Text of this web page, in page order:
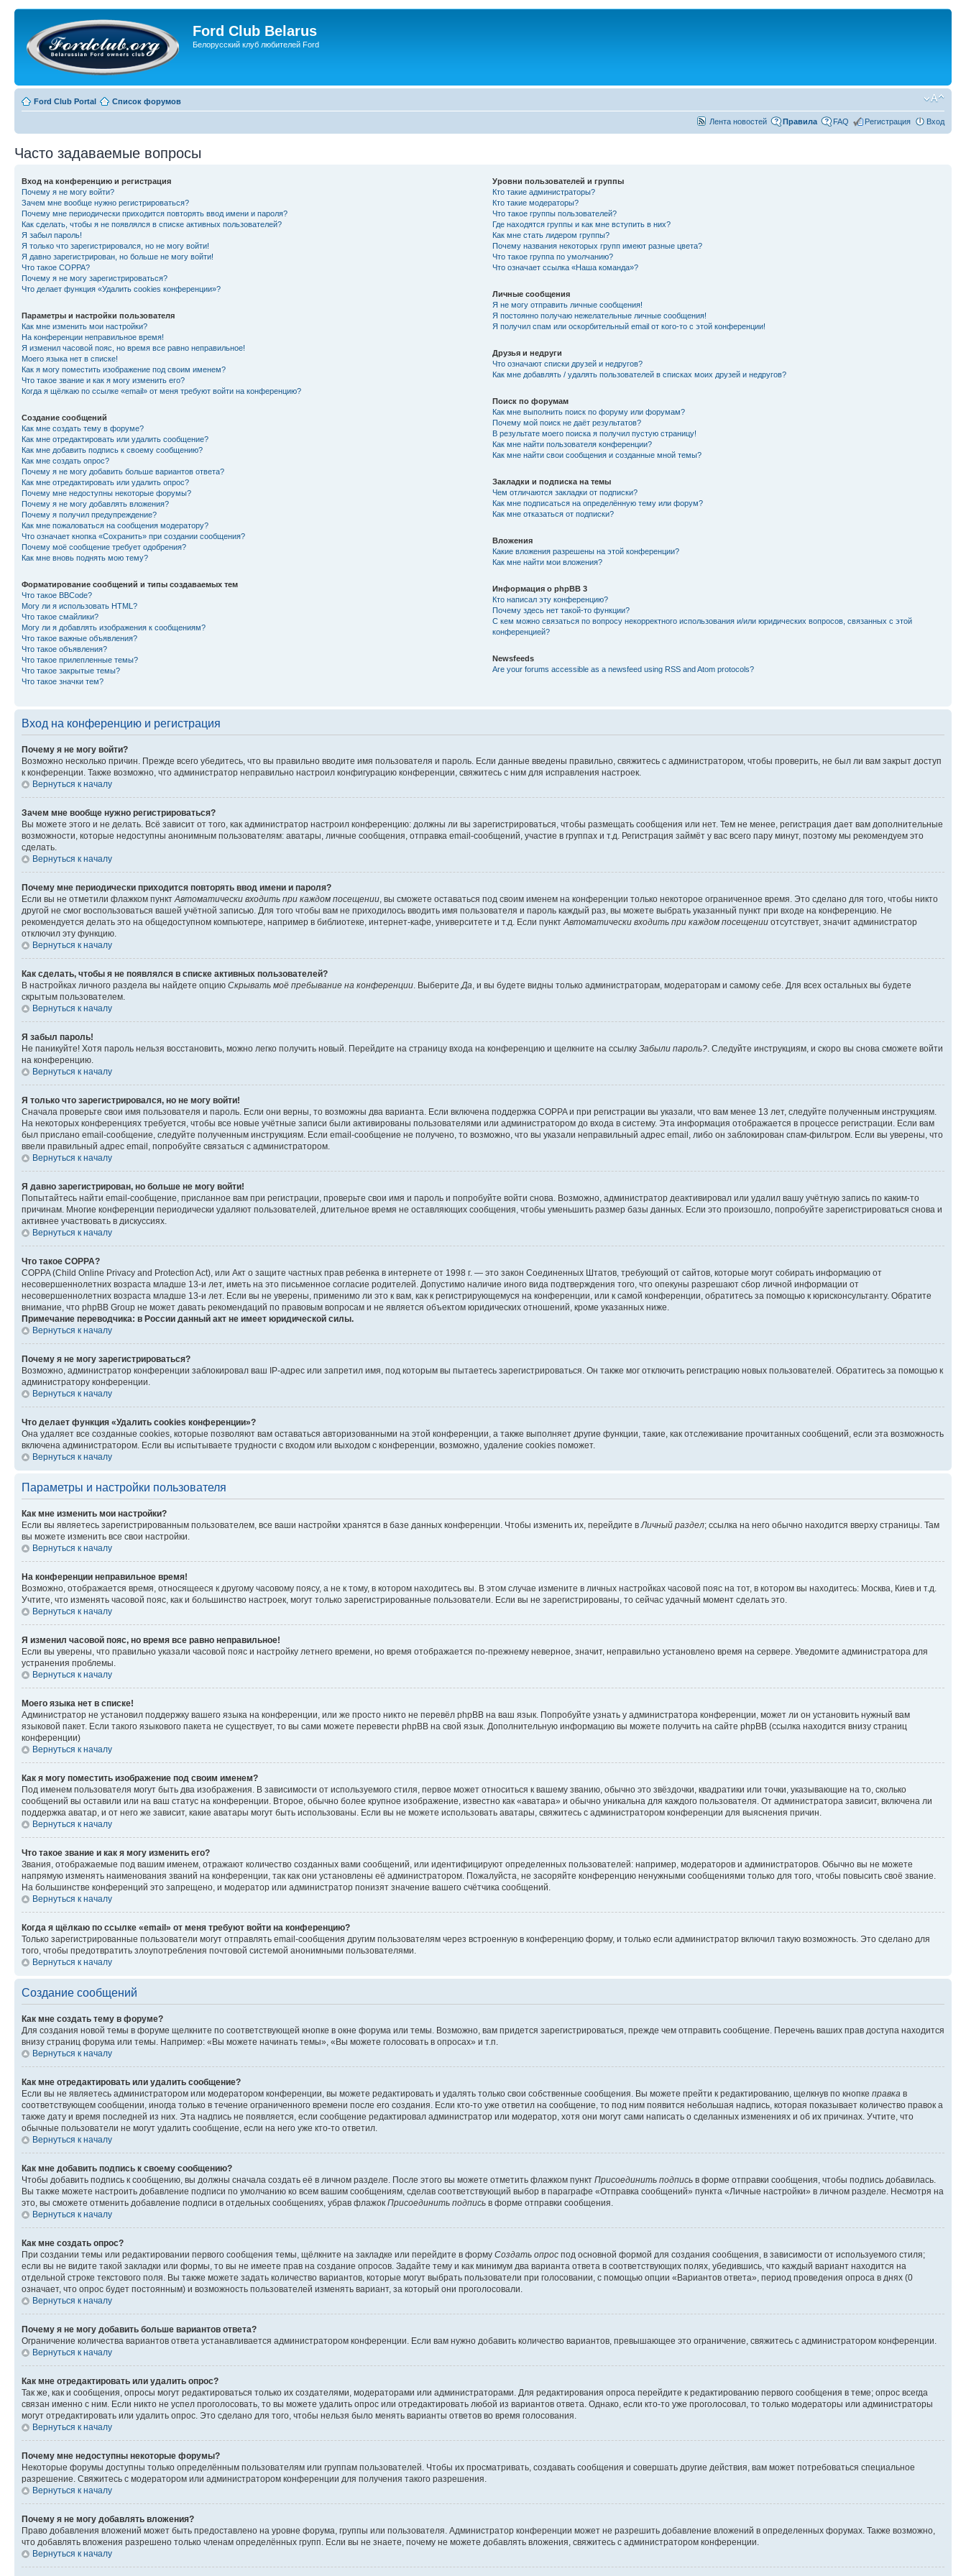
Ford Club Belarus
Белорусский клуб любителей Ford
Ford Club Portal Список форумов
Лента новостей Правила FAQ Регистрация Вход
Часто задаваемые вопросы
Вход на конференцию и регистрация
Почему я не могу войти?
Зачем мне вообще нужно регистрироваться?
Почему мне периодически приходится повторять ввод имени и пароля?
Как сделать, чтобы я не появлялся в списке активных пользователей?
Я забыл пароль!
Я только что зарегистрировался, но не могу войти!
Я давно зарегистрирован, но больше не могу войти!
Что такое COPPA?
Почему я не могу зарегистрироваться?
Что делает функция «Удалить cookies конференции»?
Параметры и настройки пользователя
Как мне изменить мои настройки?
На конференции неправильное время!
Я изменил часовой пояс, но время все равно неправильное!
Моего языка нет в списке!
Как я могу поместить изображение под своим именем?
Что такое звание и как я могу изменить его?
Когда я щёлкаю по ссылке «email» от меня требуют войти на конференцию?
Создание сообщений
Как мне создать тему в форуме?
Как мне отредактировать или удалить сообщение?
Как мне добавить подпись к своему сообщению?
Как мне создать опрос?
Почему я не могу добавить больше вариантов ответа?
Как мне отредактировать или удалить опрос?
Почему мне недоступны некоторые форумы?
Почему я не могу добавлять вложения?
Почему я получил предупреждение?
Как мне пожаловаться на сообщения модератору?
Что означает кнопка «Сохранить» при создании сообщения?
Почему моё сообщение требует одобрения?
Как мне вновь поднять мою тему?
Форматирование сообщений и типы создаваемых тем
Что такое BBCode?
Могу ли я использовать HTML?
Что такое смайлики?
Могу ли я добавлять изображения к сообщениям?
Что такое важные объявления?
Что такое объявления?
Что такое прилепленные темы?
Что такое закрытые темы?
Что такое значки тем?
Уровни пользователей и группы
Кто такие администраторы?
Кто такие модераторы?
Что такое группы пользователей?
Где находятся группы и как мне вступить в них?
Как мне стать лидером группы?
Почему названия некоторых групп имеют разные цвета?
Что такое группа по умолчанию?
Что означает ссылка «Наша команда»?
Личные сообщения
Я не могу отправить личные сообщения!
Я постоянно получаю нежелательные личные сообщения!
Я получил спам или оскорбительный email от кого-то с этой конференции!
Друзья и недруги
Что означают списки друзей и недругов?
Как мне добавлять / удалять пользователей в списках моих друзей и недругов?
Поиск по форумам
Как мне выполнить поиск по форуму или форумам?
Почему мой поиск не даёт результатов?
В результате моего поиска я получил пустую страницу!
Как мне найти пользователя конференции?
Как мне найти свои сообщения и созданные мной темы?
Закладки и подписка на темы
Чем отличаются закладки от подписки?
Как мне подписаться на определённую тему или форум?
Как мне отказаться от подписки?
Вложения
Какие вложения разрешены на этой конференции?
Как мне найти мои вложения?
Информация о phpBB 3
Кто написал эту конференцию?
Почему здесь нет такой-то функции?
С кем можно связаться по вопросу некорректного использования и/или юридических вопросов, связанных с этой
конференцией?
Newsfeeds
Are your forums accessible as a newsfeed using RSS and Atom protocols?
Вход на конференцию и регистрация
Почему я не могу войти?
Возможно несколько причин. Прежде всего убедитесь, что вы правильно вводите имя пользователя и пароль. Если данные введены правильно, свяжитесь с администратором, чтобы проверить, не был ли вам закрыт доступ
к конференции. Также возможно, что администратор неправильно настроил конфигурацию конференции, свяжитесь с ним для исправления настроек.
Вернуться к началу
Зачем мне вообще нужно регистрироваться?
Вы можете этого и не делать. Всё зависит от того, как администратор настроил конференцию: должны ли вы зарегистрироваться, чтобы размещать сообщения или нет. Тем не менее, регистрация дает вам дополнительные
возможности, которые недоступны анонимным пользователям: аватары, личные сообщения, отправка email-сообщений, участие в группах и т.д. Регистрация займёт у вас всего пару минут, поэтому мы рекомендуем это
сделать.
Вернуться к началу
Почему мне периодически приходится повторять ввод имени и пароля?
Если вы не отметили флажком пунктАвтоматически входить при каждом посещении, вы сможете оставаться под своим именем на конференции только некоторое ограниченное время. Это сделано для того, чтобы никто
другой не смог воспользоваться вашей учётной записью. Для того чтобы вам не приходилось вводить имя пользователя и пароль каждый раз, вы можете выбрать указанный пункт при входе на конференцию. Не
рекомендуется делать это на общедоступном компьютере, например в библиотеке, интернет-кафе, университете и т.д. Если пунктАвтоматически входить при каждом посещении отсутствует, значит администратор
отключил эту функцию.
Вернуться к началу
Как сделать, чтобы я не появлялся в списке активных пользователей?
В настройках личного раздела вы найдете опцию Скрывать моё пребывание на конференции. ВыберитеДа, и вы будете видны только администраторам, модераторам и самому себе. Для всех остальных вы будете
скрытым пользователем.
Вернуться к началу
Я забыл пароль!
Не паникуйте! Хотя пароль нельзя восстановить, можно легко получить новый. Перейдите на страницу входа на конференцию и щелкните на ссылку Забыли пароль?. Следуйте инструкциям, и скоро вы снова сможете войти
на конференцию.
Вернуться к началу
Я только что зарегистрировался, но не могу войти!
Сначала проверьте свои имя пользователя и пароль. Если они верны, то возможны два варианта. Если включена поддержка COPPA и при регистрации вы указали, что вам менее 13 лет, следуйте полученным инструкциям.
На некоторых конференциях требуется, чтобы все новые учётные записи были активированы пользователями или администратором до входа в систему. Эта информация отображается в процессе регистрации. Если вам
был прислано email-сообщение, следуйте полученным инструкциям. Если email-сообщение не получено, то возможно, что вы указали неправильный адрес email, либо он заблокирован спам-фильтром. Если вы уверены, что
ввели правильный адрес email, попробуйте связаться с администратором.
Вернуться к началу
Я давно зарегистрирован, но больше не могу войти!
Попытайтесь найти email-сообщение, присланное вам при регистрации, проверьте свои имя и пароль и попробуйте войти снова. Возможно, администратор деактивировал или удалил вашу учётную запись по каким-то
причинам. Многие конференции периодически удаляют пользователей, длительное время не оставляющих сообщения, чтобы уменьшить размер базы данных. Если это произошло, попробуйте зарегистрироваться снова и
активнее участвовать в дискуссиях.
Вернуться к началу
Что такое COPPA?
COPPA (Child Online Privacy and Protection Act), или Акт о защите частных прав ребенка в интернете от 1998 г. — это закон Соединенных Штатов, требующий от сайтов, которые могут собирать информацию от
несовершеннолетних возраста младше 13-и лет, иметь на это письменное согласие родителей. Допустимо наличие иного вида подтверждения того, что опекуны разрешают сбор личной информации от
несовершеннолетних возраста младше 13-и лет. Если вы не уверены, применимо ли это к вам, как к регистрирующемуся на конференции, или к самой конференции, обратитесь за помощью к юрисконсультанту. Обратите
внимание, что phpBB Group не может давать рекомендаций по правовым вопросам и не является объектом юридических отношений, кроме указанных ниже.
Примечание переводчика: в России данный акт не имеет юридической силы.
Вернуться к началу
Почему я не могу зарегистрироваться?
Возможно, администратор конференции заблокировал ваш IP-адрес или запретил имя, под которым вы пытаетесь зарегистрироваться. Он также мог отключить регистрацию новых пользователей. Обратитесь за помощью к
администратору конференции.
Вернуться к началу
Что делает функция «Удалить cookies конференции»?
Она удаляет все созданные cookies, которые позволяют вам оставаться авторизованными на этой конференции, а также выполняет другие функции, такие, как отслеживание прочитанных сообщений, если эта возможность
включена администратором. Если вы испытываете трудности с входом или выходом с конференции, возможно, удаление cookies поможет.
Вернуться к началу
Параметры и настройки пользователя
Как мне изменить мои настройки?
Если вы являетесь зарегистрированным пользователем, все ваши настройки хранятся в базе данных конференции. Чтобы изменить их, перейдите вЛичный раздел; ссылка на него обычно находится вверху страницы. Там
вы можете изменить все свои настройки.
Вернуться к началу
На конференции неправильное время!
Возможно, отображается время, относящееся к другому часовому поясу, а не к тому, в котором находитесь вы. В этом случае измените в личных настройках часовой пояс на тот, в котором вы находитесь: Москва, Киев и т.д.
Учтите, что изменять часовой пояс, как и большинство настроек, могут только зарегистрированные пользователи. Если вы не зарегистрированы, то сейчас удачный момент сделать это.
Вернуться к началу
Я изменил часовой пояс, но время все равно неправильное!
Если вы уверены, что правильно указали часовой пояс и настройку летнего времени, но время отображается по-прежнему неверное, значит, неправильно установлено время на сервере. Уведомите администратора для
устранения проблемы.
Вернуться к началу
Моего языка нет в списке!
Администратор не установил поддержку вашего языка на конференции, или же просто никто не перевёл phpBB на ваш язык. Попробуйте узнать у администратора конференции, может ли он установить нужный вам
языковой пакет. Если такого языкового пакета не существует, то вы сами можете перевести phpBB на свой язык. Дополнительную информацию вы можете получить на сайте phpBB (ссылка находится внизу страниц
конференции)
Вернуться к началу
Как я могу поместить изображение под своим именем?
Под именем пользователя могут быть два изображения. В зависимости от используемого стиля, первое может относиться к вашему званию, обычно это звёздочки, квадратики или точки, указывающие на то, сколько
сообщений вы оставили или на ваш статус на конференции. Второе, обычно более крупное изображение, известно как «аватара» и обычно уникальна для каждого пользователя. От администратора зависит, включена ли
поддержка аватар, и от него же зависит, какие аватары могут быть использованы. Если вы не можете использовать аватары, свяжитесь с администратором конференции для выяснения причин.
Вернуться к началу
Что такое звание и как я могу изменить его?
Звания, отображаемые под вашим именем, отражают количество созданных вами сообщений, или идентифицируют определенных пользователей: например, модераторов и администраторов. Обычно вы не можете
напрямую изменять наименования званий на конференции, так как они установлены её администратором. Пожалуйста, не засоряйте конференцию ненужными сообщениями только для того, чтобы повысить своё звание.
На большинстве конференций это запрещено, и модератор или администратор понизят значение вашего счётчика сообщений.
Вернуться к началу
Когда я щёлкаю по ссылке «email» от меня требуют войти на конференцию?
Только зарегистрированные пользователи могут отправлять email-сообщения другим пользователям через встроенную в конференцию форму, и только если администратор включил такую возможность. Это сделано для
того, чтобы предотвратить злоупотребления почтовой системой анонимными пользователями.
Вернуться к началу
Создание сообщений
Как мне создать тему в форуме?
Для создания новой темы в форуме щелкните по соответствующей кнопке в окне форума или темы. Возможно, вам придется зарегистрироваться, прежде чем отправить сообщение. Перечень ваших прав доступа находится
внизу страниц форума или темы. Например: «Вы можете начинать темы», «Вы можете голосовать в опросах» и т.п.
Вернуться к началу
Как мне отредактировать или удалить сообщение?
Если вы не являетесь администратором или модератором конференции, вы можете редактировать и удалять только свои собственные сообщения. Вы можете прейти к редактированию, щелкнув по кнопке правка в
соответствующем сообщении, иногда только в течение ограниченного времени после его создания. Если кто-то уже ответил на сообщение, то под ним появится небольшая надпись, которая показывает количество правок а
также дату и время последней из них. Эта надпись не появляется, если сообщение редактировал администратор или модератор, хотя они могут сами написать о сделанных изменениях и об их причинах. Учтите, что
обычные пользователи не могут удалить сообщение, если на него уже кто-то ответил.
Вернуться к началу
Как мне добавить подпись к своему сообщению?
Чтобы добавить подпись к сообщению, вы должны сначала создать её в личном разделе. После этого вы можете отметить флажком пункт Присоединить подпись в форме отправки сообщения, чтобы подпись добавилась.
Вы также можете настроить добавление подписи по умолчанию ко всем вашим сообщениям, сделав соответствующий выбор в параграфе «Отправка сообщений» пункта «Личные настройки» в личном разделе. Несмотря на
это, вы сможете отменить добавление подписи в отдельных сообщениях, убрав флажок Присоединить подпись в форме отправки сообщения.
Вернуться к началу
Как мне создать опрос?
При создании темы или редактировании первого сообщения темы, щёлкните на закладке или перейдите в форму Создать опрос под основной формой для создания сообщения, в зависимости от используемого стиля;
если вы не видите такой закладки или формы, то вы не имеете прав на создание опросов. Задайте тему и как минимум два варианта ответа в соответствующих полях, убедившись, что каждый вариант находится на
отдельной строке текстового поля. Вы также можете задать количество вариантов, которые могут выбрать пользователи при голосовании, с помощью опции «Вариантов ответа», период проведения опроса в днях (0
означает, что опрос будет постоянным) и возможность пользователей изменять вариант, за который они проголосовали.
Вернуться к началу
Почему я не могу добавить больше вариантов ответа?
Ограничение количества вариантов ответа устанавливается администратором конференции. Если вам нужно добавить количество вариантов, превышающее это ограничение, свяжитесь с администратором конференции.
Вернуться к началу
Как мне отредактировать или удалить опрос?
Так же, как и сообщения, опросы могут редактироваться только их создателями, модераторами или администраторами. Для редактирования опроса перейдите к редактированию первого сообщения в теме; опрос всегда
связан именно с ним. Если никто не успел проголосовать, то вы можете удалить опрос или отредактировать любой из вариантов ответа. Однако, если кто-то уже проголосовал, то только модераторы или администраторы
могут отредактировать или удалить опрос. Это сделано для того, чтобы нельзя было менять варианты ответов во время голосования.
Вернуться к началу
Почему мне недоступны некоторые форумы?
Некоторые форумы доступны только определённым пользователям или группам пользователей. Чтобы их просматривать, создавать сообщения и совершать другие действия, вам может потребоваться специальное
разрешение. Свяжитесь с модератором или администратором конференции для получения такого разрешения.
Вернуться к началу
Почему я не могу добавлять вложения?
Право добавления вложений может быть предоставлено на уровне форума, группы или пользователя. Администратор конференции может не разрешить добавление вложений в определенных форумах. Также возможно,
что добавлять вложения разрешено только членам определённых групп. Если вы не знаете, почему не можете добавлять вложения, свяжитесь с администратором конференции.
Вернуться к началу